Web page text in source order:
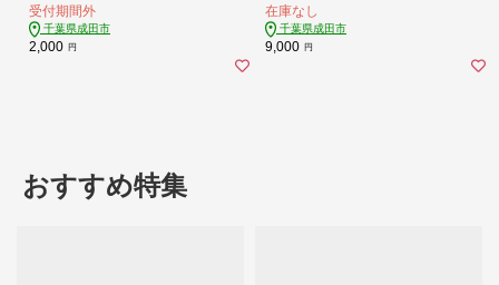
受付期間外
千葉県成田市
2,000 円
在庫なし
千葉県成田市
9,000 円
おすすめ特集